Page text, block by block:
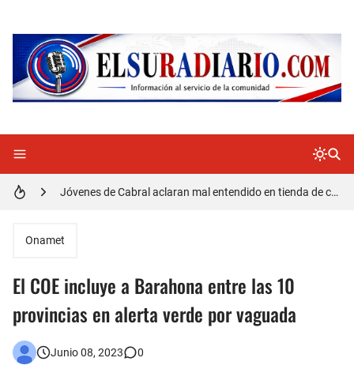
Cabraleños despiden entre llantos y reclamo de justicia restos mortales de Yasmel
En Cabral apresan a Trillao y Ki tienen en zozobra con los robos a la población
Jóvenes de Cabral aclaran mal entendido en tienda de celulares en Barahona
Onamet
El COE incluye a Barahona entre las 10
provincias en alerta verde por vaguada
Junio 08, 2023 0